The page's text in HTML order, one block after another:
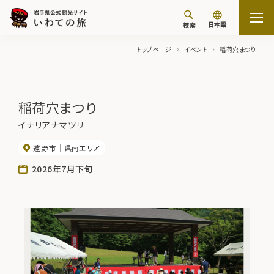
検索 日本語
トップページ イベント 稲荷穴まつり
稲荷穴まつり
イナリアナマツリ
遠野市 県南エリア
2026年7月下旬